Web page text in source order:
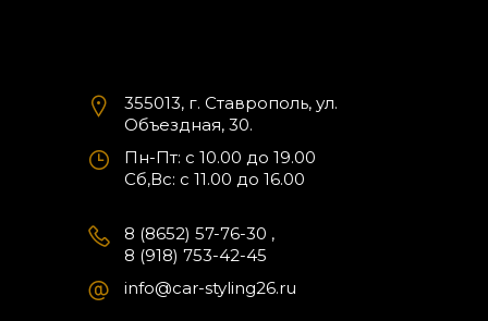
355013, г. Ставрополь, ул.
Объездная, 30.
Пн-Пт: с 10.00 до 19.00
Cб,Вс: с 11.00 до 16.00
8 (8652) 57-76-30 ,
8 (918) 753-42-45
info@car-styling26.ru